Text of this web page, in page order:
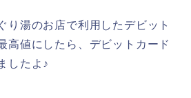
り湯のお店で利用したデビット
高値にしたら、デビットカード
したよ♪